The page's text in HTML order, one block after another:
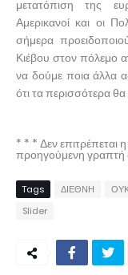
μετατόπιση της
Αμερικανοί και οι
σήμερα
Κιέβου στον πόλεμο
να δούμε ποια άλλα
ότι τα περισσότερα
* * * Δεν
προηγούμενη γραπτή
Tags ΔΙΕΘΝΗ
Slider